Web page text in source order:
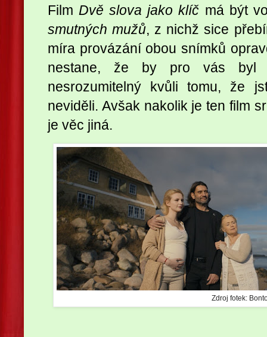
Film Dvě slova jako klíč má být
smutných mužů, z nichž sice
míra provázání obou snímků
nestane, že by pro vás
nesrozumitelný kvůli tomu, že
neviděli. Avšak nakolik je ten film
je věc jiná.
Zdroj fotek: